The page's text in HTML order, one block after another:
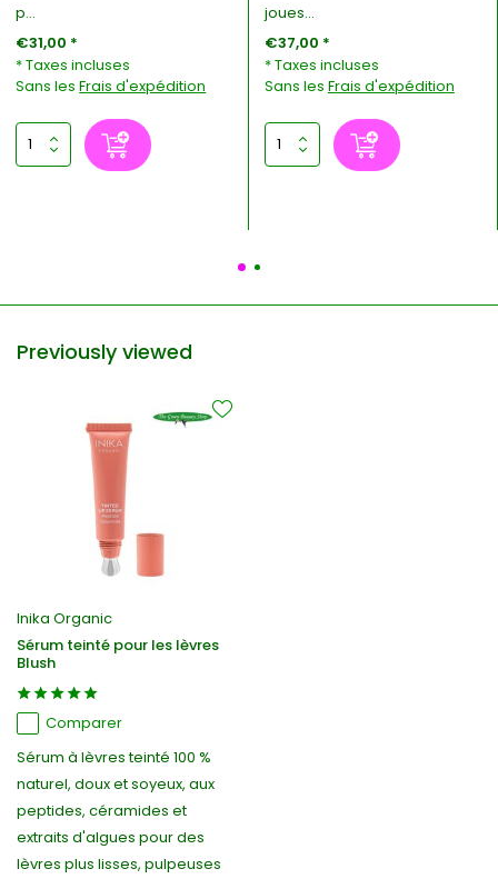
p...
€31,00 *
* Taxes incluses
Sans lesFrais d'expédition
joues...
€37,00 *
* Taxes incluses
Sans les Frais d'expédition
Previously viewed
Inika Organic
Sérum teinté pour les lèvres
Blush
Comparer
Sérum à lèvres teinté 100 %
naturel, doux et soyeux, aux
peptides, céramides et
extraits d'algues pour des
lèvres plus lisses, pulpeuses